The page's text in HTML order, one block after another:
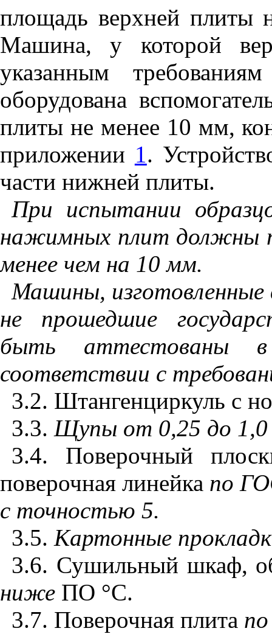
площадь верхней плиты
Машина, у которой
указанным
оборудована
плиты не менее 10 мм,
приложении 1.
части нижней плиты.
При испытании
нажимных плит должны
менее чем на 10 мм.
Машины, изготовленные
не прошедшие
быть аттестованы в
соответствии с
3.2. Штангенциркуль с
3.3. Щупы от 0,25 до 1,0
3.4. Поверочный
поверочная линейка по
с точностью 5.
3.5. Картонные
3.6. Сушильный шкаф,
ниже ПО °С.
3.7. Поверочная плита